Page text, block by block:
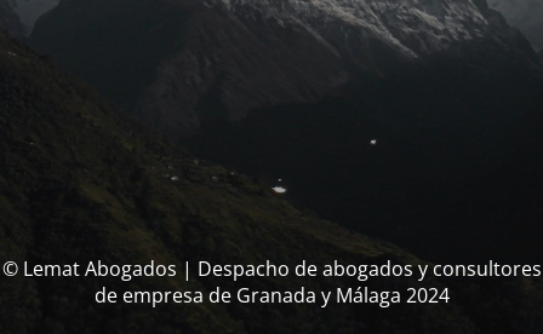
© Lemat Abogados | Despacho de abogados y consultores
de empresa de Granada y Málaga 2024